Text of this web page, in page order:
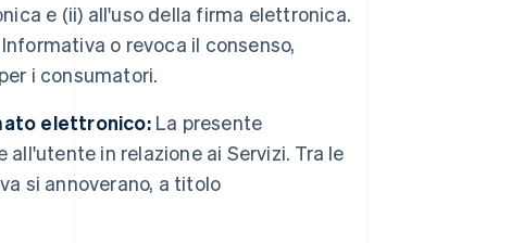
e (ii) all'uso della firma elettronica.
o revoca il consenso,
i consumatori.
elettronico:La presente
in relazione ai Servizi. Tra le
si annoverano, a titolo